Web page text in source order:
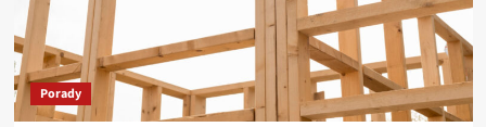
Porady